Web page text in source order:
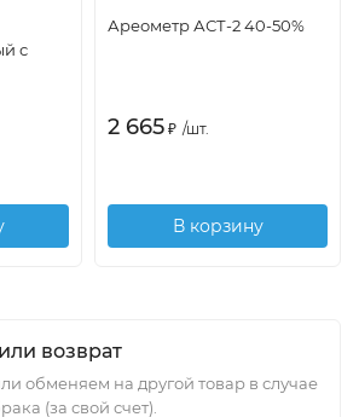
с
Ареометр АСТ-2 40-50%
2 665 ₽ /шт.
В корзину
возврат
обменяем на другой товар в случае
(за свой счет).